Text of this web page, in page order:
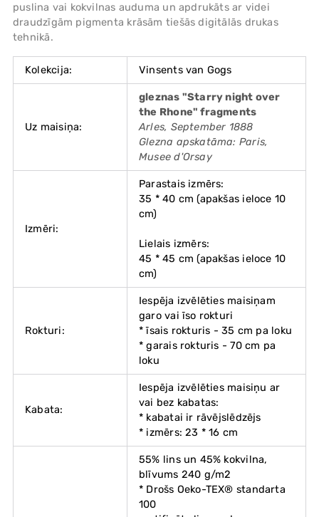
puslina vai kokvilnas auduma un apdrukāts ar videi
draudzīgām pigmenta krāsām tiešās digitālās drukas
tehnikā.
Kolekcija: Vinsents van Gogs
Uz maisiņa:
gleznas "Starry night over
the Rhone" fragments
Arles, September 1888
Glezna apskatāma: Paris,
Musee d'Orsay
Izmēri:
Parastais izmērs:
35 * 40 cm (apakšas ieloce 10
cm)
Lielais izmērs:
45 * 45 cm (apakšas ieloce 10
cm)
Rokturi:
Iespēja izvēlēties maisiņam
garo vai īso rokturi
* īsais rokturis - 35 cm pa loku
* garais rokturis - 70 cm pa
loku
Kabata:
Iespēja izvēlēties maisiņu ar
vai bez kabatas:
* kabatai ir rāvējslēdzējs
* izmērs: 23 * 16 cm
55% lins un 45% kokvilna,
blīvums 240 g/m2
* Drošs Oeko-TEX® standarta
100